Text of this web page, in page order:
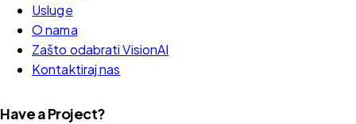
Usluge
O nama
Zašto odabrati VisionAI
Kontaktiraj nas
Have a Project?